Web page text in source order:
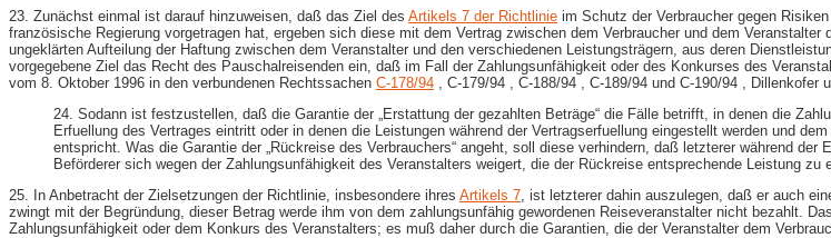
23. Zunächst einmal ist darauf hinzuweisen, daß das Ziel des Artikels 7 der Richtlinie im Schutz der Verbraucher gegen
französische Regierung vorgetragen hat, ergeben sich diese mit dem Vertrag zwischen dem Verbraucher und dem
ungeklärten Aufteilung der Haftung zwischen dem Veranstalter und den verschiedenen Leistungsträgern, aus deren
vorgegebene Ziel das Recht des Pauschalreisenden ein, daß im Fall der Zahlungsunfähigkeit oder des Konkurses des
vom 8. Oktober 1996 in den verbundenen Rechtssachen C-​178/94 , C-​179/94 , C-​188/94 , C-​189/94 und C-​190/94 , Dillenkofer
24. Sodann ist festzustellen, daß die Garantie der „Erstattung der gezahlten Beträge“ die Fälle betrifft, in denen die
Erfuellung des Vertrages eintritt oder in denen die Leistungen während der Vertragserfuellung eingestellt werden und
entspricht. Was die Garantie der „Rückreise des Verbrauchers“ angeht, soll diese verhindern, daß letzterer während
Beförderer sich wegen der Zahlungsunfähigkeit des Veranstalters weigert, die der Rückreise entsprechende Leistung zu
25. In Anbetracht der Zielsetzungen der Richtlinie, insbesondere ihres Artikels 7 , ist letzterer dahin auszulegen, daß er auch
zwingt mit der Begründung, dieser Betrag werde ihm von dem zahlungsunfähig gewordenen Reiseveranstalter nicht bezahlt.
Zahlungsunfähigkeit oder dem Konkurs des Veranstalters; es muß daher durch die Garantien, die der Veranstalter dem